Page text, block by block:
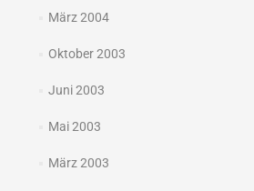
März 2004
Oktober 2003
Juni 2003
Mai 2003
März 2003